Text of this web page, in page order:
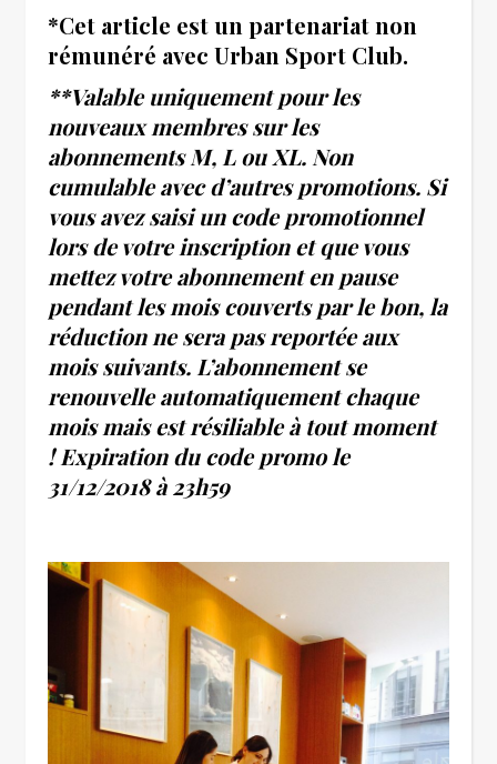
*Cet article est un partenariat non
rémunéré avec Urban Sport Club.
**Valable uniquement pour les
nouveaux membres sur les
abonnements M, L ou XL. Non
cumulable avec d’autres promotions. Si
vous avez saisi un code promotionnel
lors de votre inscription et que vous
mettez votre abonnement en pause
pendant les mois couverts par le bon, la
réduction ne sera pas reportée aux
mois suivants. L’abonnement se
renouvelle automatiquement chaque
mois mais est résiliable à tout moment
!Expiration du code promo le
31/12/2018 à 23h59